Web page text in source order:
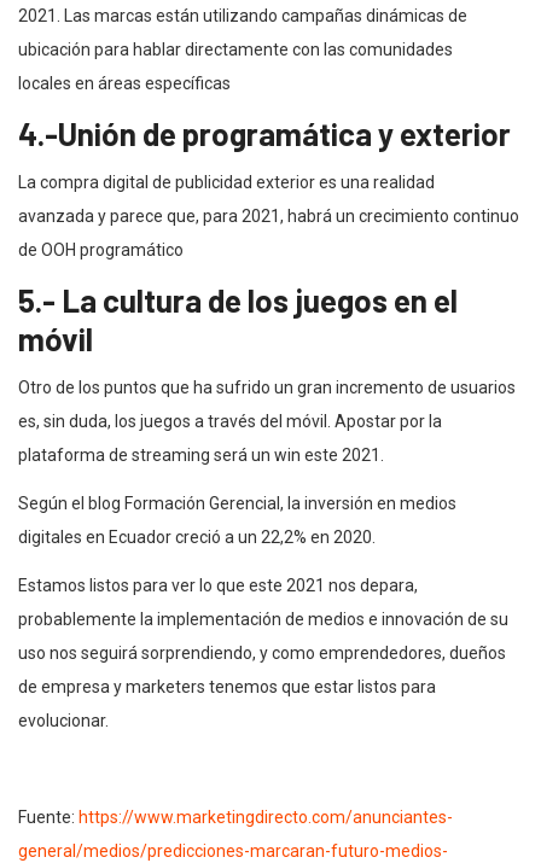
2021. Las marcas están utilizando campañas dinámicas de
ubicación para hablar directamente con las comunidades
locales en áreas específicas
4.-Unión de programática y exterior
La compra digital de publicidad exterior es una realidad
avanzada y parece que, para 2021, habrá un crecimiento continuo
de OOH programático
5.- La cultura de los juegos en el
móvil
Otro de los puntos que ha sufrido un gran incremento de usuarios
es, sin duda, los juegos a través del móvil. Apostar por la
plataforma de streaming será un win este 2021.
Según el blog Formación Gerencial, la inversión en medios
digitales en Ecuador creció a un 22,2% en 2020.
Estamos listos para ver lo que este 2021 nos depara,
probablemente la implementación de medios e innovación de su
uso nos seguirá sorprendiendo, y como emprendedores, dueños
de empresa y marketers tenemos que estar listos para
evolucionar.
Fuente: https://www.marketingdirecto.com/anunciantes-
general/medios/predicciones-marcaran-futuro-medios-